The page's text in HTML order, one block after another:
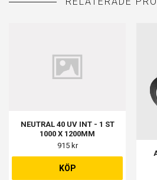
NEUTRAL 40 UV INT - 1 ST
1000 X 1200MM
915 kr
KÖP